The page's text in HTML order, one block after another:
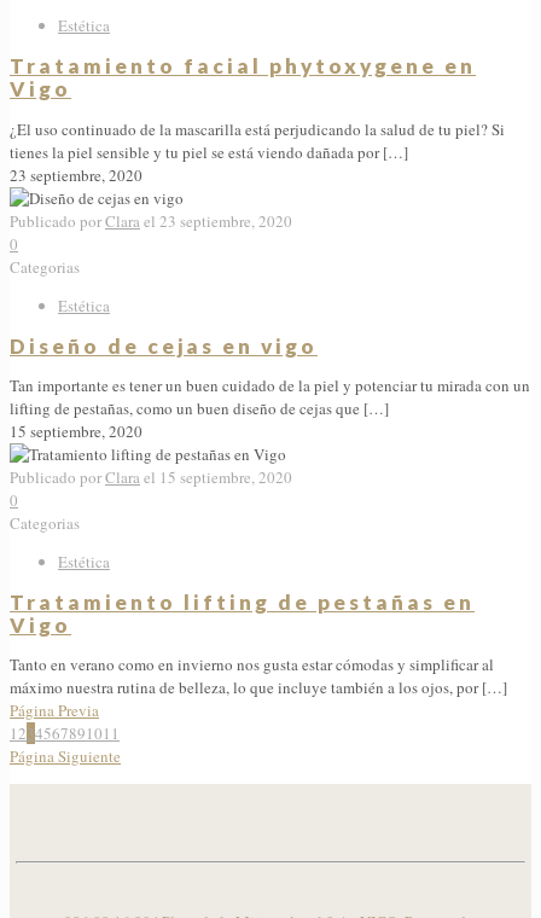
Estética
Tratamiento facial phytoxygene en
Vigo
¿El uso continuado de la mascarilla está perjudicando la salud de tu piel? Si
tienes la piel sensible y tu piel se está viendo dañada por[…]
23 septiembre, 2020
Publicado porClara el 23 septiembre, 2020
0
Categorias
Estética
Diseño de cejas en vigo
Tan importante es tener un buen cuidado de la piel y potenciar tu mirada con un
lifting de pestañas, como un buen diseño de cejas que […]
15 septiembre, 2020
Publicado porClarael 15 septiembre, 2020
0
Categorias
Estética
Tratamiento lifting de pestañas en
Vigo
Tanto en verano como en invierno nos gusta estar cómodas y simplificar al
máximo nuestra rutina de belleza, lo que incluye también a los ojos, por[…]
Página Previa
1234567891011
Página Siguiente